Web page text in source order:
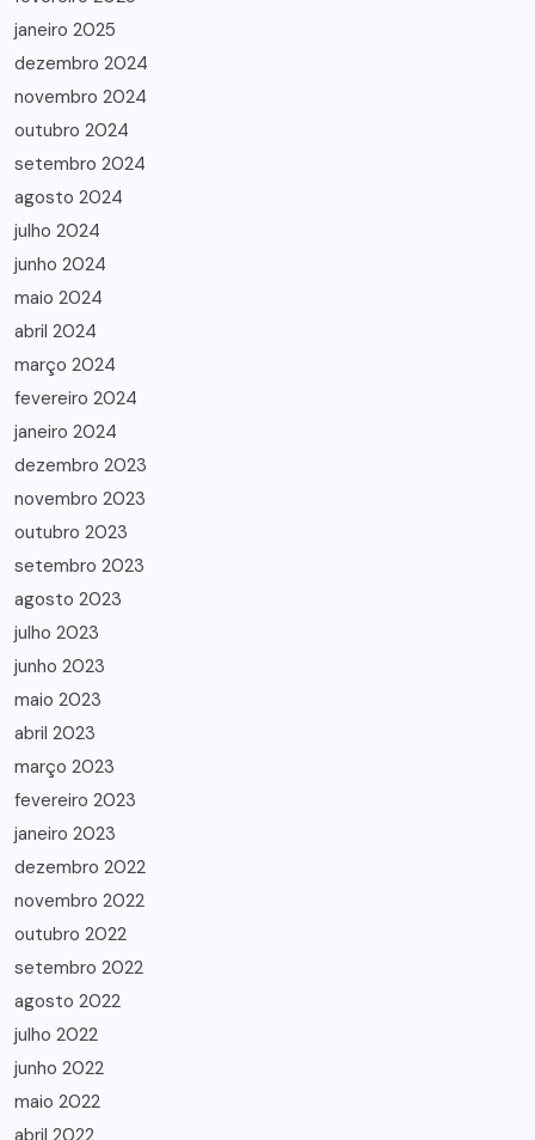
janeiro 2025
dezembro 2024
novembro 2024
outubro 2024
setembro 2024
agosto 2024
julho 2024
junho 2024
maio 2024
abril 2024
março 2024
fevereiro 2024
janeiro 2024
dezembro 2023
novembro 2023
outubro 2023
setembro 2023
agosto 2023
julho 2023
junho 2023
maio 2023
abril 2023
março 2023
fevereiro 2023
janeiro 2023
dezembro 2022
novembro 2022
outubro 2022
setembro 2022
agosto 2022
julho 2022
junho 2022
maio 2022